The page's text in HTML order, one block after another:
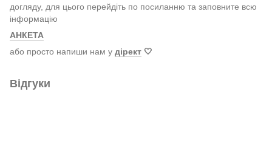
догляду, для цього перейдіть по посиланню та заповните всю
інформацію
АНКЕТА
або просто напиши нам у дірект 🤍
Відгуки